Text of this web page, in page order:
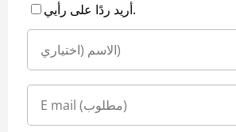
أريد ردًا على رأيي.